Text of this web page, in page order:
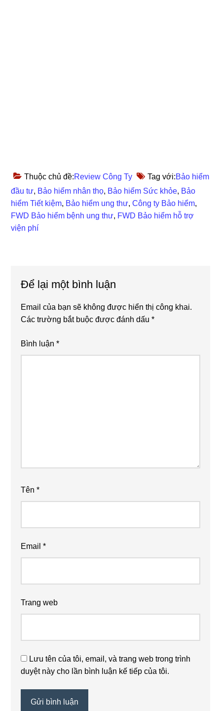
Thuộc chủ đề:Review Công Ty Tag với:Bảo hiểm
đầu tư, Bảo hiểm nhân thọ, Bảo hiểm Sức khỏe, Bảo
hiểm Tiết kiệm, Bảo hiểm ung thư,Công ty Bảo hiểm,
FWD Bảo hiểm bệnh ung thư, FWD Bảo hiểm hỗ trợ
viện phí
Interactions
Để lại một bình luận
Email của bạn sẽ không được hiển thị công khai.
Các trường bắt buộc được đánh dấu*
Bình luận*
Tên*
Email*
Trang web
Lưu tên của tôi, email, và trang web trong trình
duyệt này cho lần bình luận kế tiếp của tôi.